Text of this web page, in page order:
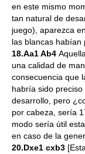
en este mismo
tan natural de
juego), aparezca
las blancas habían
18.Aa1 Ab4
una calidad de
consecuencia que
habría sido
desarrollo, pero
por cabeza, sería
modo sería útil
en caso de la
20.Dxe1 cxb3